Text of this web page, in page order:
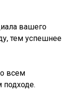
вашего
тем успешнее
всем
подходе.